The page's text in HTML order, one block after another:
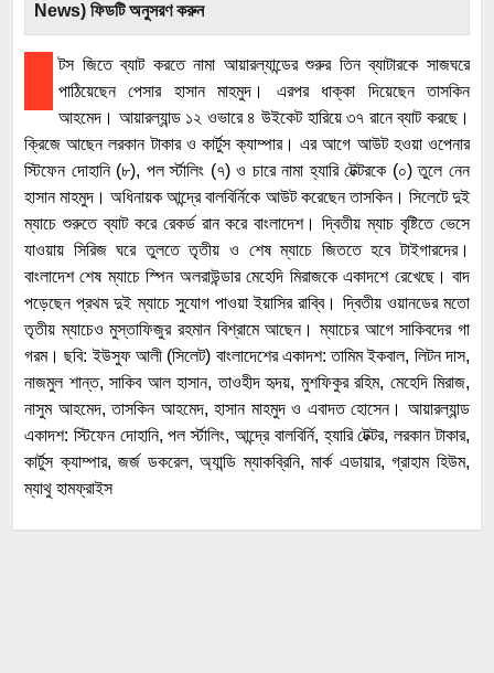
News) ফিডটি অনুসরণ করুন
টস জিতে ব্যাট করতে নামা আয়ারল্যান্ডের শুরুর তিন ব্যাটারকে সাজঘরে
পাঠিয়েছেন পেসার হাসান মাহমুদ। এরপর ধাক্কা দিয়েছেন তাসকিন
আহমেদ। আয়ারল্যান্ড ১২ ওভারে ৪ উইকেট হারিয়ে ৩৭ রানে ব্যাট করছে।
ক্রিজে আছেন লরকান টাকার ও কার্টুস ক্যাম্পার। এর আগে আউট হওয়া ওপেনার
স্টিফেন দোহানি (৮), পল র্স্টালিং (৭) ও চারে নামা হ্যারি টেক্টরকে (০) তুলে নেন
হাসান মাহমুদ। অধিনায়ক আন্দ্রে বালবির্নিকে আউট করেছেন তাসকিন। সিলেটে দুই
ম্যাচে শুরুতে ব্যাট করে রেকর্ড রান করে বাংলাদেশ। দ্বিতীয় ম্যাচ বৃষ্টিতে ভেসে
যাওয়ায় সিরিজ ঘরে তুলতে তৃতীয় ও শেষ ম্যাচে জিততে হবে টাইগারদের।
বাংলাদেশ শেষ ম্যাচে স্পিন অলরাউন্ডার মেহেদি মিরাজকে একাদশে রেখেছে। বাদ
পড়েছেন প্রথম দুই ম্যাচে সুযোগ পাওয়া ইয়াসির রাব্বি। দ্বিতীয় ওয়ানডের মতো
তৃতীয় ম্যাচেও মুস্তাফিজুর রহমান বিশ্রামে আছেন। ম্যাচের আগে সাকিবদের গা
গরম। ছবি: ইউসুফ আলী (সিলেট) বাংলাদেশের একাদশ: তামিম ইকবাল, লিটন দাস,
নাজমুল শান্ত, সাকিব আল হাসান, তাওহীদ হৃদয়, মুশফিকুর রহিম, মেহেদি মিরাজ,
নাসুম আহমেদ, তাসকিন আহমেদ, হাসান মাহমুদ ও এবাদত হোসেন। আয়ারল্যান্ড
একাদশ: স্টিফেন দোহানি, পল র্স্টালিং, আন্দ্রে বালবির্নি, হ্যারি টেক্টর, লরকান টাকার,
কার্টুস ক্যাম্পার, জর্জ ডকরেল, অ্যান্ডি ম্যাকব্রিনি, মার্ক এডায়ার, গ্রাহাম হিউম,
ম্যাথু হামফ্রাইস